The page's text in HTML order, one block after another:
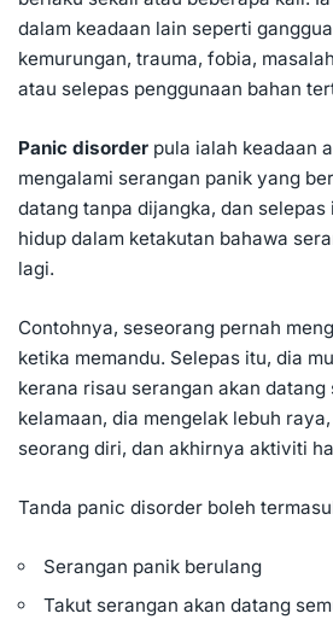
dalam keadaan lain seperti
kemurungan, trauma, fobia,
atau selepas penggunaan bahan
Panic disorder pula ialah keadaan
mengalami serangan panik yang
datang tanpa dijangka, dan
hidup dalam ketakutan bahawa
lagi.
Contohnya, seseorang pernah
ketika memandu. Selepas itu, dia
kerana risau serangan akan datang
kelamaan, dia mengelak lebuh
seorang diri, dan akhirnya aktiviti
Tanda panic disorder boleh
Serangan panik berulang
Takut serangan akan datang